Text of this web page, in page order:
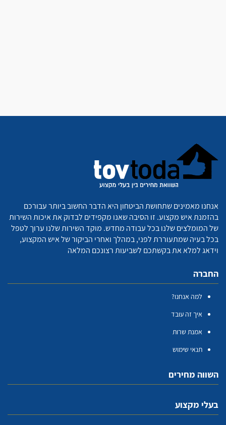
אנחנו מאמינים שתחושת הביטחון היא הדבר החשוב ביותר עבורכם
בהזמנת איש מקצוע. זו הסיבה שאנו מקפידים לבדוק את איכות השירות
של המומלצים שלנו בכל עבודה מחדש. מוקד השירות שלנו ערוך לטפל
בכל בעיה שמתעוררת לפני, במהלך ואחרי הביקור של איש המקצוע,
וידאג למלא את בקשתכם לשביעות רצונכם המלאה
החברה
למה אנחנו?
איך זה עובד
אמנת שרות
תנאי שימוש
השווה מחירים
בעלי מקצוע